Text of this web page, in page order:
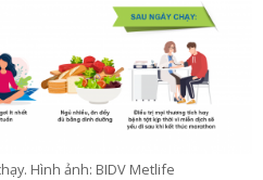
Hình ảnh: BIDV Metlife